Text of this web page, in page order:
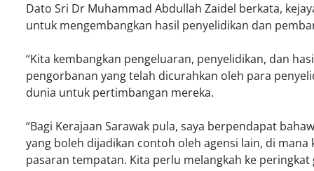
Dato Sri Dr Muhammad Abdullah Zaidel berkata,
untuk mengembangkan hasil penyelidikan dan
“Kita kembangkan pengeluaran, penyelidikan, dan
pengorbanan yang telah dicurahkan oleh para
dunia untuk pertimbangan mereka.
“Bagi Kerajaan Sarawak pula, saya berpendapat
yang boleh dijadikan contoh oleh agensi lain, di
pasaran tempatan. Kita perlu melangkah ke